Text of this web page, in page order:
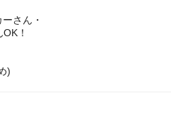
さん・
！
)